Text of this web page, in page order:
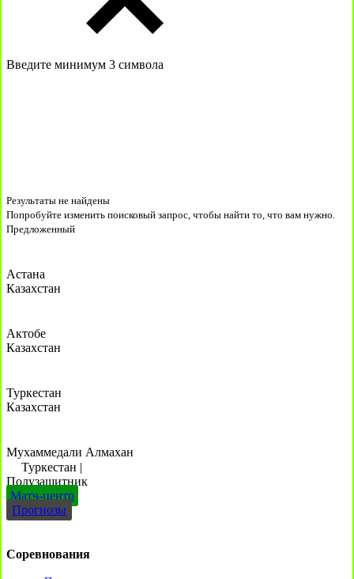
Введите минимум 3 символа
Результаты не найдены
Попробуйте изменить поисковый запрос, чтобы найти то, что вам нужно.
Предложенный
Астана
Казахстан
Актобе
Казахстан
Туркестан
Казахстан
Мухаммедали Алмахан
Туркестан |
Полузащитник
Матч-центр
Прогнозы
Соревнования